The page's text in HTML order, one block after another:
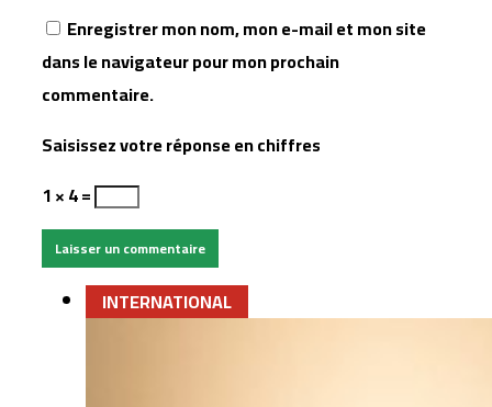
Enregistrer mon nom, mon e-mail et mon site
dans le navigateur pour mon prochain
commentaire.
Saisissez votre réponse en chiffres
1 × 4 =
INTERNATIONAL